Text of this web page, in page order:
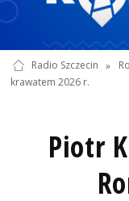
Radio Szczecin »
krawatem 2026 r.
Piotr